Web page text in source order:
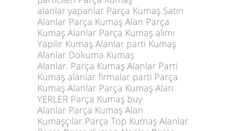
alanlar yapanlar Parça Kumaş Satın
Alanlar Parça Kumaş Alan Parça
Kumaş Alanlar Parça Kumaş alımı
Yapılır Kumaş Alanlar parti Kumaş
Alanlar Dokuma Kumaş
Alanlar. Parça Kumaş Alanlar Parti
Kumaş alanlar firmalar parti Parça
Kumaş Alanlar Parça Kumaş Alan
YERLER Parça Kumaş buy
Alanlar Parça Kumaş Alan
Kumaşçılar Parça Top Kumaş Alanlar